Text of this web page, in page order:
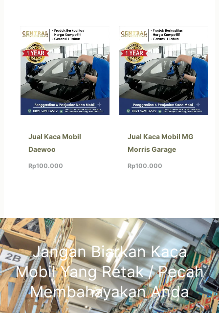
Jual Kaca Mobil
Daewoo
Rp100.000
Jual Kaca Mobil MG
Morris Garage
Rp100.000
Jangan Biarkan Kaca
Mobil Yang Retak / Pecah
Membahayakan Anda